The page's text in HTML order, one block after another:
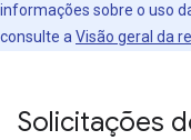
informações sobre o uso
consulte a Visão geral da
Solicitações